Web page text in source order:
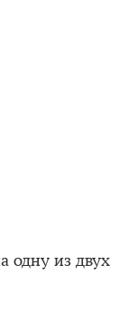
одну из двух